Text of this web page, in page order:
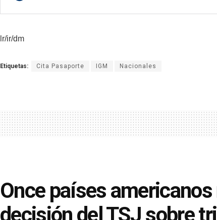
lr/ir/dm
Etiquetas: Cita Pasaporte IGM Nacionales
Once países
decisión del TSJ sobre